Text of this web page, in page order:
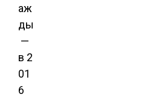
аж
ды
—
в 2
01
6